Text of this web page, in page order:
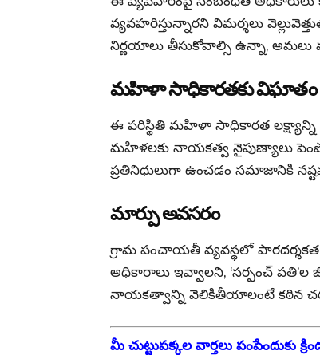
వ్యవహరిస్తున్నారని విమర్శలు
నిర్ణయాలు తీసుకోవాల్సి ఉన్నా, అమలు
మహిళా సాధికారతకు విఘాతం
ఈ పరిస్థితి మహిళా సాధికారత లక్ష్యాన్ని
మహిళలకు నాయకత్వ నైపుణ్యాలు
ప్రతినిధులుగా ఉంచడం సమాజానికి
మార్పు అవసరం
గ్రామ పంచాయతీ వ్యవస్థలో
అధికారాలు ఇవ్వాలని, ‘సర్పంచ్ పతి’ల
నాయకత్వాన్ని వెలికితీయాలంటే కఠిన
మీ చుట్టుపక్కల వార్తలు పంపేందుకు